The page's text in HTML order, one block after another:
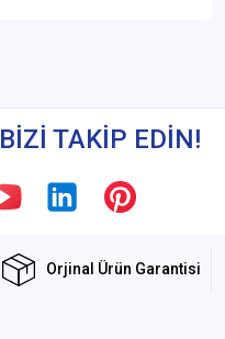
BİZİ TAKİP EDİN!
Orjinal Ürün Garantisi